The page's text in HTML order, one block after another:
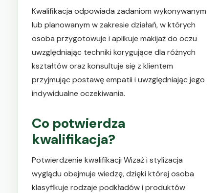
Kwalifikacja odpowiada zadaniom wykonywanym
lub planowanym w zakresie działań, w których
osoba przygotowuje i aplikuje makijaż do oczu
uwzględniając techniki korygujące dla różnych
kształtów oraz konsultuje się z klientem
przyjmując postawę empatii i uwzględniając jego
indywidualne oczekiwania.
Co potwierdza
kwalifikacja?
Potwierdzenie kwalifikacji Wizaż i stylizacja
wyglądu obejmuje wiedzę, dzięki której osoba
klasyfikuje rodzaje podkładów i produktów